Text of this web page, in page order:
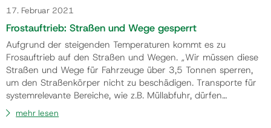
17. Februar 2021
Frostauftrieb: Straßen und Wege gesperrt
Aufgrund der steigenden Temperaturen kommt es zu
Frosauftrieb auf den Straßen und Wegen. „Wir müssen diese
Straßen und Wege für Fahrzeuge über 3,5 Tonnen sperren,
um den Straßenkörper nicht zu beschädigen. Transporte für
systemrelevante Bereiche, wie z.B. Müllabfuhr, dürfen
durchgeführt werden“, informiert Wirtschaftshofleiter
Hermann Koraschnig. Downloads Liste der Straßen, die
mehr lesen